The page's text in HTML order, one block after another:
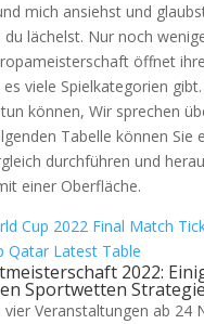
mich ansiehst und
du lächelst. Nur noch
öffnet
es viele Spielkategorien
können, Wir sprechen
Tabelle können Sie
durchführen und
einer Oberfläche.
Cup 2022 Final Match
Qatar Latest Table
2022:
Sportwetten
vier Veranstaltungen ab 24